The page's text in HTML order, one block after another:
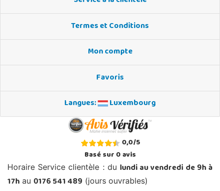
Termes et Conditions
Mon compte
Favoris
Langues:
Luxembourg
0,0/5
Basé sur0avis
Horaire Service clientèle : du lundi au vendredi de 9h à
17h au 0176 541 489 (jours ouvrables)